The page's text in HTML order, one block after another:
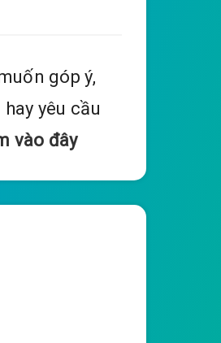
góp ý,
yêu cầu
vào đây